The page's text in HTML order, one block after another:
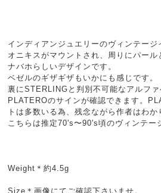
インディアンジュエリーのヴィンテージ
オニキスがマウントされ、周りにパー
ナバホらしいデザインです。
ベゼルのギザギザもいかにも感じです。
裏にSTERLINGと判別不可能なアルフ
PLATEROのサインが確認できます。
トは多数いる為、残念ながら作者はわか
こちらは推定70's〜90's頃のヴィンテー
Weight＊約4.5g
Size＊画像にてご確認下さいませ。